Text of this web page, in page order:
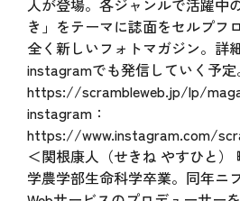
人が登場。各ジャンルで活躍中
き」をテーマに誌面をセルプフ
全く新しいフォトマガジン。詳
instagramでも発信していく予定
https://scrambleweb.jp/lp/
instagram：
https://www.instagram.com/
＜関根康人（せきね やすひと）
学農学部生命科学卒業。同年ニ